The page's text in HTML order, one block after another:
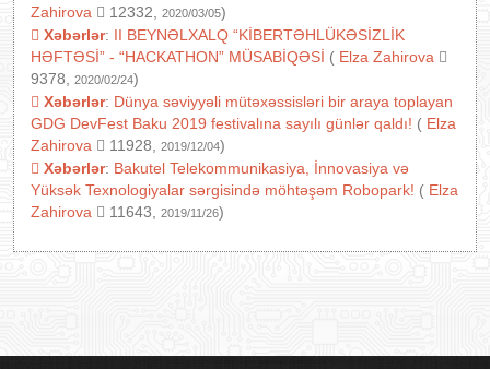
Zahirova
12332, 2020/03/05)
Xəbərlər: II BEYNƏLXALQ “KİBERTƏHLÜKƏSİZLİK
HƏFTƏSİ” - “HACKATHON” MÜSABİQƏSİ ( Elza Zahirova
9378,
2020/02/24)
Xəbərlər: Dünya səviyyəli mütəxəssisləri bir araya toplayan
GDG DevFest Baku 2019 festivalına sayılı günlər qaldı! ( Elza
Zahirova
11928, 2019/12/04)
Xəbərlər: Bakutel Telekommunikasiya, İnnovasiya və
Yüksək Texnologiyalar sərgisində möhtəşəm Robopark! ( Elza
Zahirova
11643, 2019/11/26)